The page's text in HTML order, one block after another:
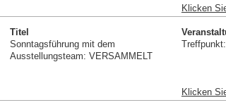
Klicken
Titel
Sonntagsführung mit dem
Ausstellungsteam: VERSAMMELT
Klicken